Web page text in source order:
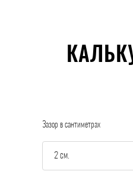
Зазор в сантиметрах